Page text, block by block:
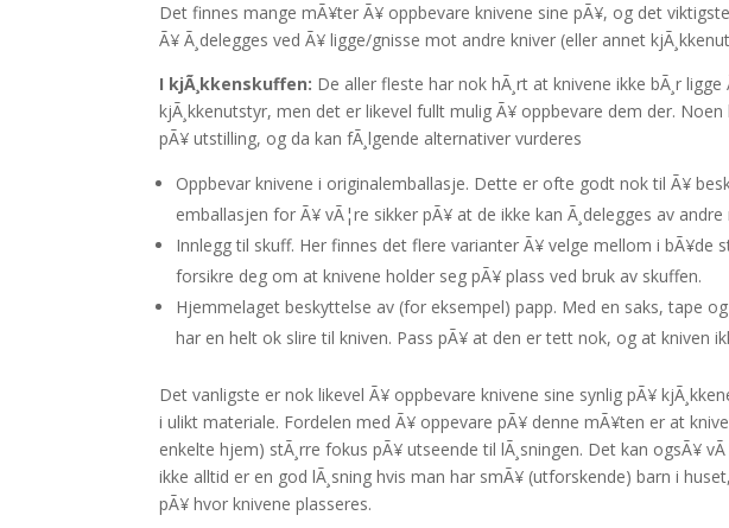
Det finnes mange mÃ¥ter Ã¥ oppbevare knivene sine pÃ¥, og det
Ã¥ Ã¸delegges ved Ã¥ ligge/gnisse mot andre kniver (eller annet
I kjÃ¸kkenskuffen: De aller fleste har nok hÃ¸rt at knivene ikke bÃ¸r
kjÃ¸kkenutstyr, men det er likevel fullt mulig Ã¥ oppbevare dem der.
pÃ¥ utstilling, og da kan fÃ¸lgende alternativer vurderes
Oppbevar knivene i originalemballasje. Dette er ofte godt nok til Ã¥
emballasjen for Ã¥ vÃ¦re sikker pÃ¥ at de ikke kan Ã¸delegges av
Innlegg til skuff. Her finnes det flere varianter Ã¥ velge mellom i bÃ¥de
forsikre deg om at knivene holder seg pÃ¥ plass ved bruk av skuffen.
Hjemmelaget beskyttelse av (for eksempel) papp. Med en saks, tape
har en helt ok slire til kniven. Pass pÃ¥ at den er tett nok, og at kniven
Det vanligste er nok likevel Ã¥ oppbevare knivene sine synlig pÃ¥
i ulikt materiale. Fordelen med Ã¥ oppevare pÃ¥ denne mÃ¥ten er at
enkelte hjem) stÃ¸rre fokus pÃ¥ utseende til lÃ¸sningen. Det kan ogsÃ¥
ikke alltid er en god lÃ¸sning hvis man har smÃ¥ (utforskende) barn i
pÃ¥ hvor knivene plasseres.